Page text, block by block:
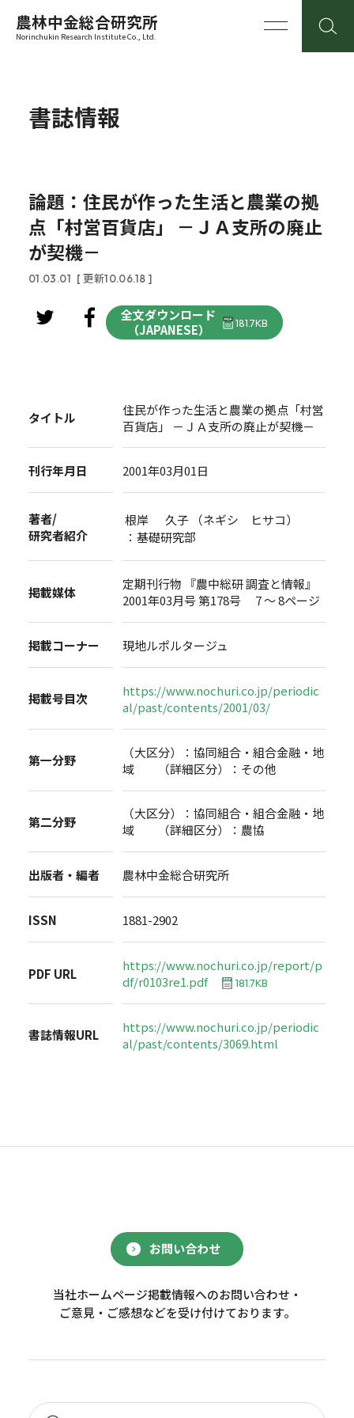
農林中金総合研究所
Norinchukin Research Institute Co., Ltd.
書誌情報
論題：住民が作った生活と農業の拠
点「村営百貨店」 －ＪＡ支所の廃止
が契機－
01.03.01 [ 更新10.06.18 ]
全文ダウンロード
（JAPANESE）
181.7KB
タイトル
住民が作った生活と農業の拠点「村営
百貨店」 －ＪＡ支所の廃止が契機－
刊行年月日 2001年03月01日
著者/
研究者紹介
根岸 久子 （ネギシ ヒサコ）
：基礎研究部
掲載媒体
定期刊行物 『農中総研 調査と情報』
2001年03月号 第178号 7 ～ 8ページ
掲載コーナー 現地ルポルタージュ
掲載号目次
https://www.nochuri.co.jp/periodic
al/past/contents/2001/03/
第一分野
（大区分）：協同組合・組合金融・地
域 （詳細区分）：その他
第二分野
（大区分）：協同組合・組合金融・地
域 （詳細区分）：農協
出版者・編者 農林中金総合研究所
ISSN 1881-2902
PDF URL
https://www.nochuri.co.jp/report/p
df/r0103re1.pdf
181.7KB
書誌情報URL
https://www.nochuri.co.jp/periodic
al/past/contents/3069.html
お問い合わせ
当社ホームページ掲載情報へのお問い合わせ・
ご意見・ご感想などを受け付けております。